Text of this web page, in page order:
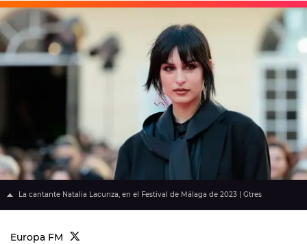
La cantante Natalia Lacunza, en el Festival de Málaga de 2023 | Gtres
Europa FM